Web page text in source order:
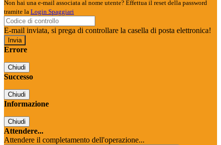
Non hai una e-mail associata al nome utente? Effettua il reset della password
tramite la Login Spaggiari
E-mail inviata, si prega di controllare la casella di posta elettronica!
Errore
Chiudi
Successo
Chiudi
Informazione
Chiudi
Attendere...
Attendere il completamento dell'operazione...